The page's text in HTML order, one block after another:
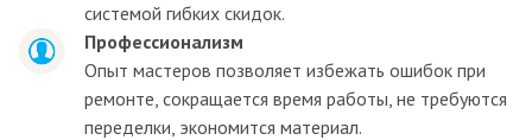
системой гибких скидок.
Профессионализм
Опыт мастеров позволяет избежать ошибок при
ремонте, сокращается время работы, не требуются
переделки, экономится материал.